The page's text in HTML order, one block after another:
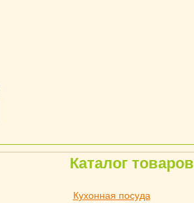
Каталог товаров
Кухонная посуда